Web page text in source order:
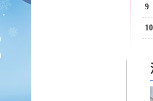
9
10